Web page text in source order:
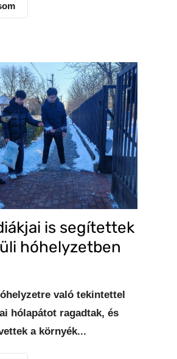
is segítettek
hóhelyzetben
való tekintettel
hólapátot ragadtak, és
a környék...